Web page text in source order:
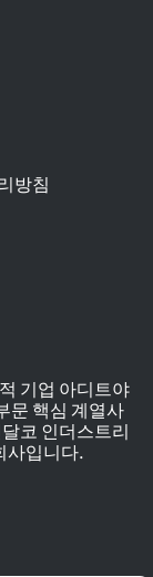
방침
기업 아디트야
문 핵심 계열사
코 인더스트리
사입니다.